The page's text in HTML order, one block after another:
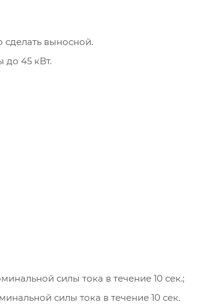
выносной.
до 45 кВт.
силы тока в течение 10 сек.;
силы тока в течение 10 сек.